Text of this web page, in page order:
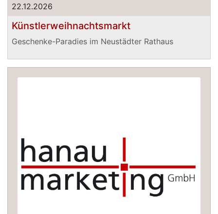
22.12.2026
Künstlerweihnachtsmarkt
Geschenke-Paradies im Neustädter Rathaus